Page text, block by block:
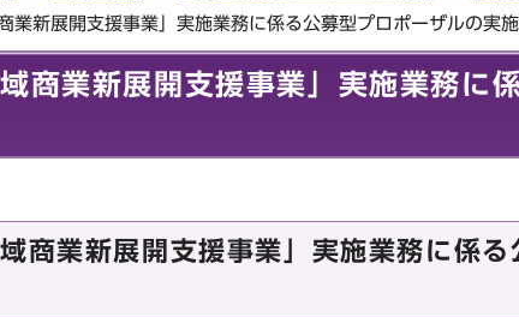
業新展開支援事業」実施業務に係る公募型プロポーザルの実
商業新展開支援事業」実施業務に
商業新展開支援事業」実施業務に係る